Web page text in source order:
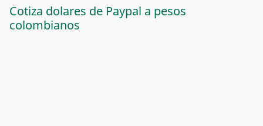
Cotiza dolares de Paypal a pesos
colombianos